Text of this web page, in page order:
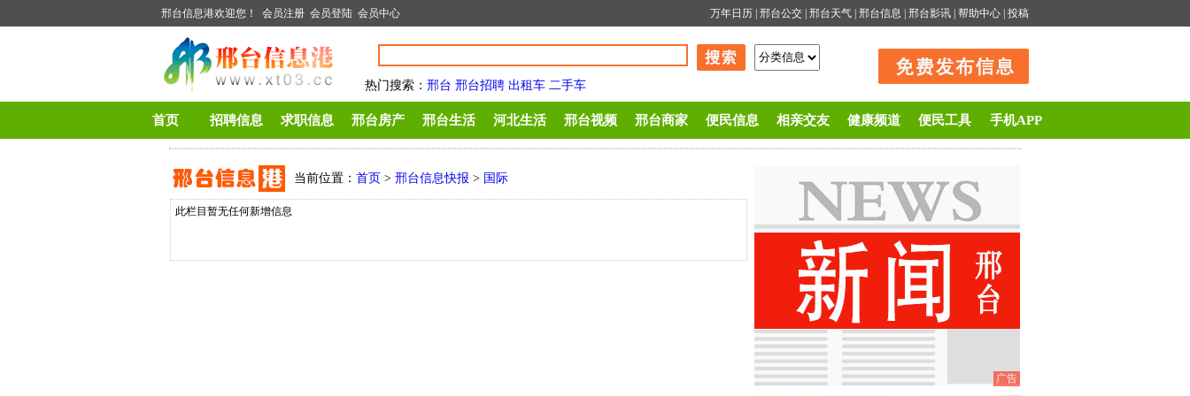
邢台信息港欢迎您！ 会员注册 会员登陆 会员中心 万年日历 邢台公交 邢台天气 邢台信息 邢台影讯 帮助中心 投稿
热门搜索 ： 邢台 邢台招聘 出租车 二手车
首页 招聘信息 求职信息 邢台房产 邢台生活 河北生活 邢台视频 邢台商家 便民信息 相亲交友 健康频道 便民工具 手机APP
当前位置： 首页 > 邢台信息快报 > 国际
此栏目暂无任何新增信息
广告